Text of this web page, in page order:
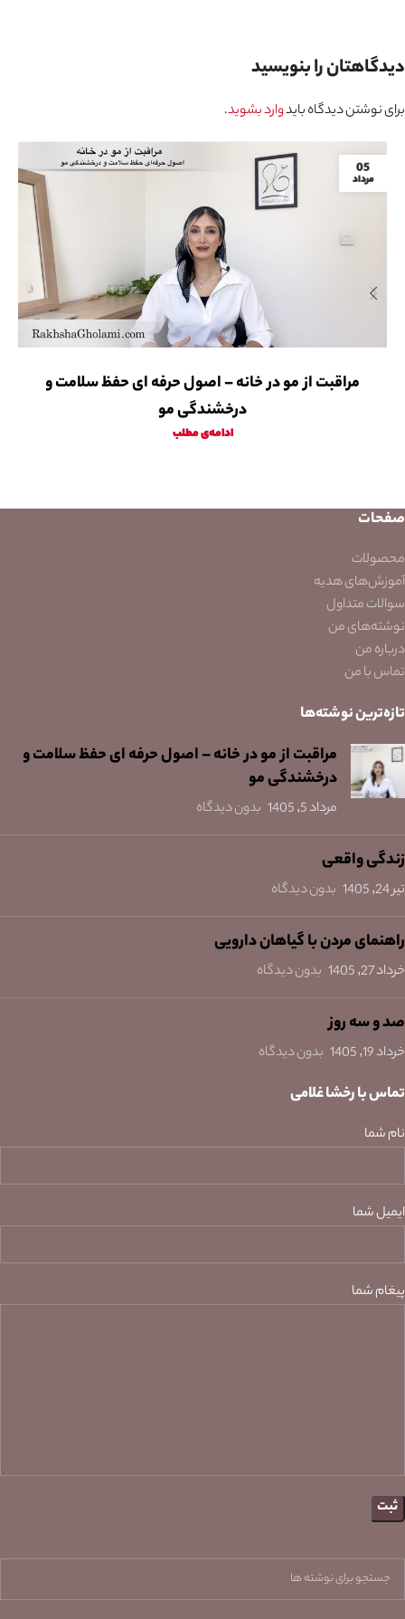
دیدگاهتان را بنویسید
برای نوشتن دیدگاه بایدوارد بشوید.
05
مرداد
مراقبت از مو در خانه – اصول حرفه ای حفظ سلامت و
درخشندگی مو
ادامه‌ی مطلب
صفحات
محصولات
آموزش‌های هدیه
سوالات متداول
نوشته‌های من
درباره من
تماس با من
تازه‌ترین نوشته‌ها
مراقبت از مو در خانه – اصول حرفه ای حفظ سلامت و
درخشندگی مو
مرداد 5, 1405 بدون دیدگاه
زندگی واقعی
تیر 24, 1405 بدون دیدگاه
راهنمای مردن با گیاهان دارویی
خرداد 27, 1405 بدون دیدگاه
صد و سه روز
خرداد 19, 1405 بدون دیدگاه
تماس با رخشا غلامی
نام شما
ایمیل شما
پیغام شما